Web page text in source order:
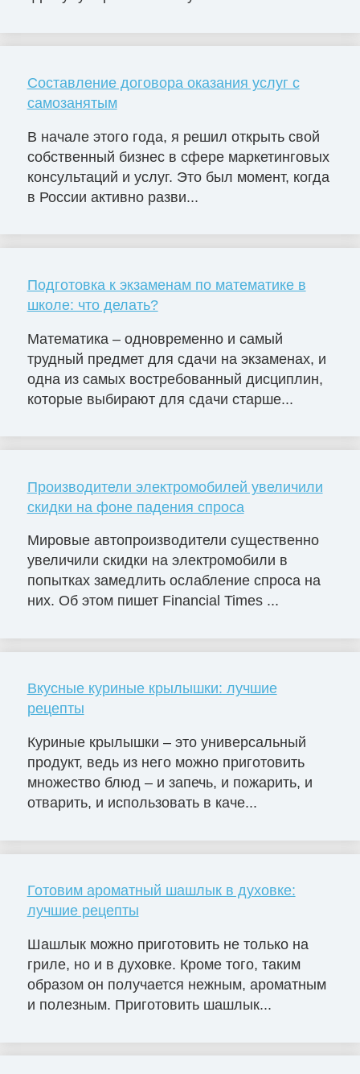
Составление договора оказания услуг с
самозанятым
В начале этого года, я решил открыть свой
собственный бизнес в сфере маркетинговых
консультаций и услуг. Это был момент, когда
в России активно разви...
Подготовка к экзаменам по математике в
школе: что делать?
Математика – одновременно и самый
трудный предмет для сдачи на экзаменах, и
одна из самых востребованный дисциплин,
которые выбирают для сдачи старше...
Производители электромобилей увеличили
скидки на фоне падения спроса
Мировые автопроизводители существенно
увеличили скидки на электромобили в
попытках замедлить ослабление спроса на
них. Об этом пишет Financial Times ...
Вкусные куриные крылышки: лучшие
рецепты
Куриные крылышки – это универсальный
продукт, ведь из него можно приготовить
множество блюд – и запечь, и пожарить, и
отварить, и использовать в каче...
Готовим ароматный шашлык в духовке:
лучшие рецепты
Шашлык можно приготовить не только на
гриле, но и в духовке. Кроме того, таким
образом он получается нежным, ароматным
и полезным. Приготовить шашлык...